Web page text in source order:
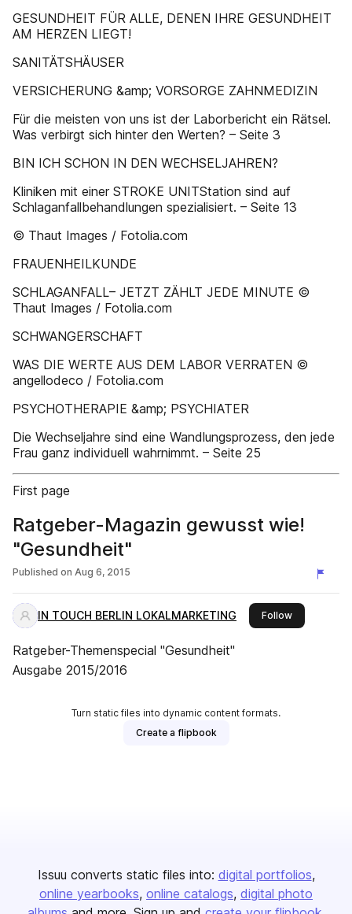
GESUNDHEIT FÜR ALLE, DENEN IHRE GESUNDHEIT
AM HERZEN LIEGT!
SANITÄTSHÄUSER
VERSICHERUNG &amp; VORSORGE ZAHNMEDIZIN
Für die meisten von uns ist der Laborbericht ein Rätsel.
Was verbirgt sich hinter den Werten? – Seite 3
BIN ICH SCHON IN DEN WECHSELJAHREN?
Kliniken mit einer STROKE UNITStation sind auf
Schlaganfallbehandlungen spezialisiert. – Seite 13
© Thaut Images / Fotolia.com
FRAUENHEILKUNDE
SCHLAGANFALL– JETZT ZÄHLT JEDE MINUTE ©
Thaut Images / Fotolia.com
SCHWANGERSCHAFT
WAS DIE WERTE AUS DEM LABOR VERRATEN ©
angellodeco / Fotolia.com
PSYCHOTHERAPIE &amp; PSYCHIATER
Die Wechseljahre sind eine Wandlungsprozess, den jede
Frau ganz individuell wahrnimmt. – Seite 25
First page
Ratgeber-Magazin gewusst wie!
"Gesundheit"
Published on Aug 6, 2015
IN TOUCH BERLIN LOKALMARKETING Followthis
Ratgeber-Themenspecial "Gesundheit"
Ausgabe 2015/2016
Turn static files into dynamic content formats.
Create a flipbook
Issuu converts static files into: digital portfolios
online yearbooks online catalogs digital photo